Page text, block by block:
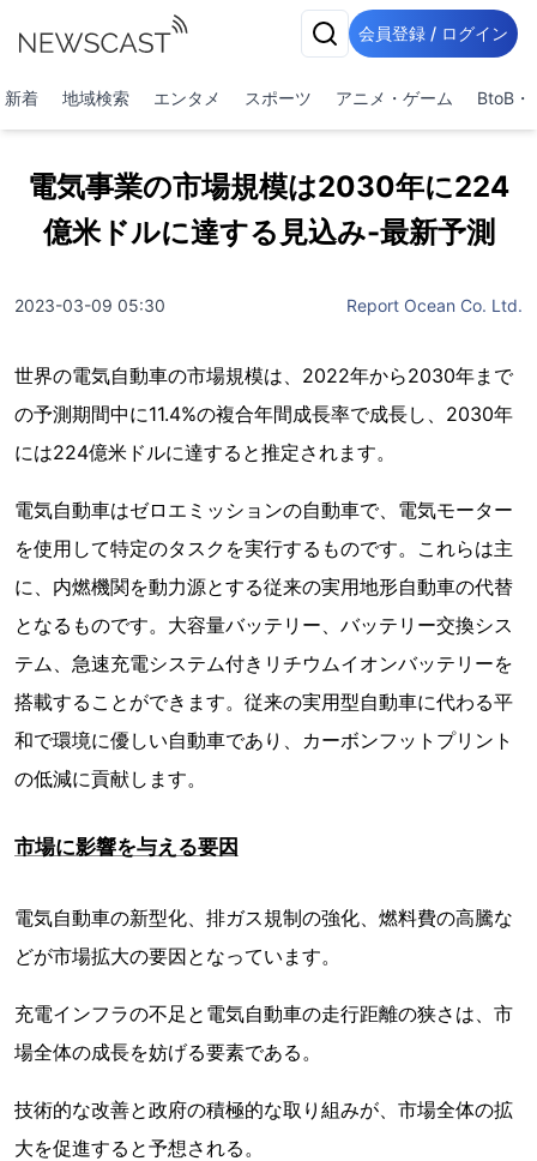
会員登録 / ログイン
新着 地域検索 エンタメ スポーツ アニメ・ゲーム BtoB・
電気事業の市場規模は2030年に224
億米ドルに達する見込み-最新予測
2023-03-09 05:30 Report Ocean Co. Ltd.
世界の電気自動車の市場規模は、2022年から2030年まで
の予測期間中に11.4%の複合年間成長率で成長し、2030年
には224億米ドルに達すると推定されます。
電気自動車はゼロエミッションの自動車で、電気モーター
を使用して特定のタスクを実行するものです。これらは主
に、内燃機関を動力源とする従来の実用地形自動車の代替
となるものです。大容量バッテリー、バッテリー交換シス
テム、急速充電システム付きリチウムイオンバッテリーを
搭載することができます。従来の実用型自動車に代わる平
和で環境に優しい自動車であり、カーボンフットプリント
の低減に貢献します。
市場に影響を与える要因
電気自動車の新型化、排ガス規制の強化、燃料費の高騰な
どが市場拡大の要因となっています。
充電インフラの不足と電気自動車の走行距離の狭さは、市
場全体の成長を妨げる要素である。
技術的な改善と政府の積極的な取り組みが、市場全体の拡
大を促進すると予想される。